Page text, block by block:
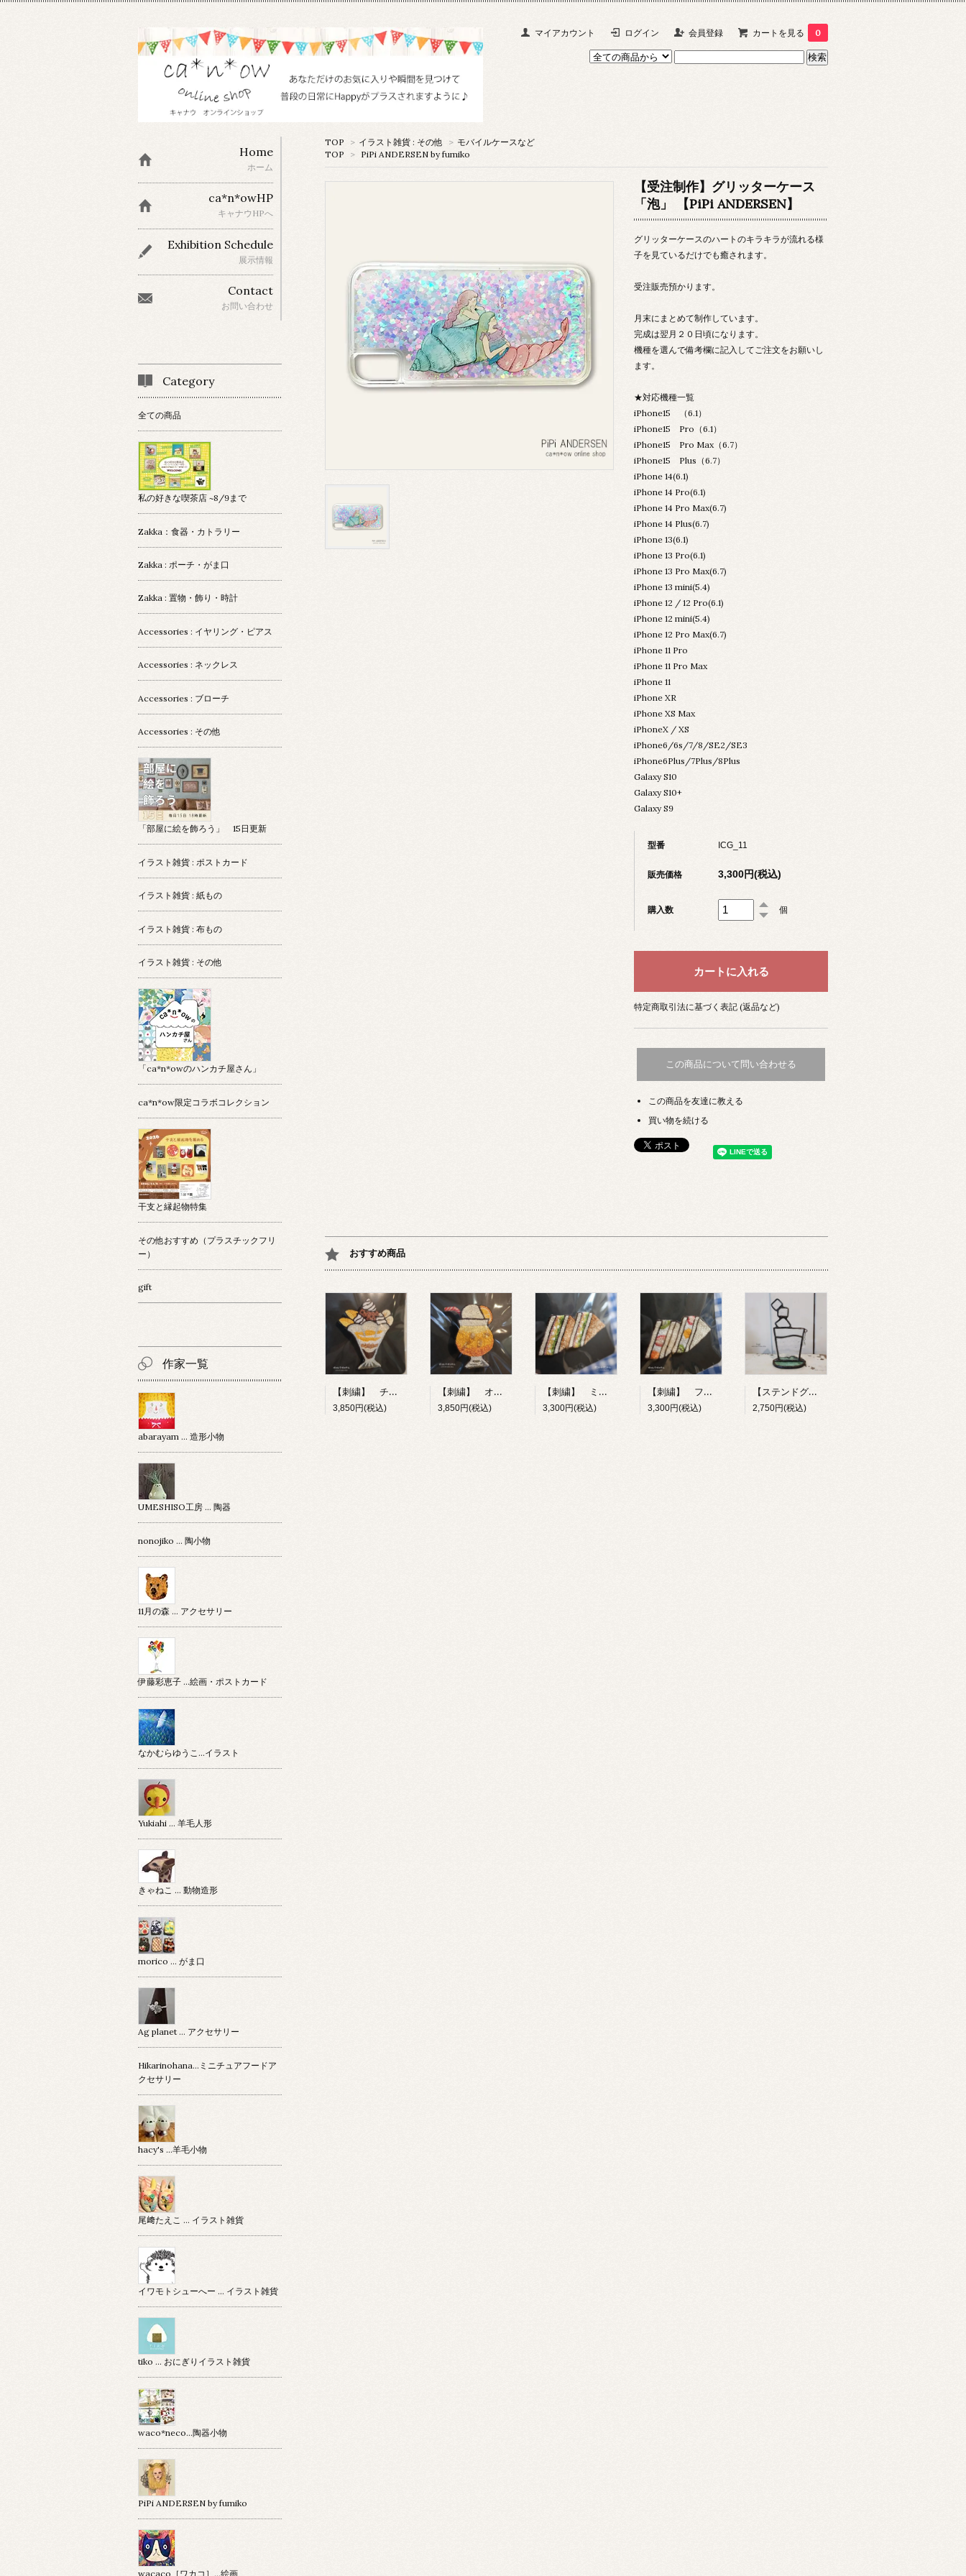
マイアカウント ログイン 会員登録 カートを見る 0
TOP > イラスト雑貨 : その他 > モバイルケースなど
TOP
> PiPi ANDERSEN by fumiko
【受注制作】グリッターケース
「泡」 【PiPi ANDERSEN】
グリッターケースのハートのキラキラが流れる様
子を見ているだけでも癒されます。
受注販売預かります。
月末にまとめて制作しています。
完成は翌月２０日頃になります。
機種を選んで備考欄に記入してご注文をお願いし
ます。
★対応機種一覧
iPhone15 （6.1）
iPhone15 Pro（6.1）
iPhone15 Pro Max（6.7）
iPhone15 Plus（6.7）
iPhone 14(6.1)
iPhone 14 Pro(6.1)
iPhone 14 Pro Max(6.7)
iPhone 14 Plus(6.7)
iPhone 13(6.1)
iPhone 13 Pro(6.1)
iPhone 13 Pro Max(6.7)
iPhone 13 mini(5.4)
iPhone 12 / 12 Pro(6.1)
iPhone 12 mini(5.4)
iPhone 12 Pro Max(6.7)
iPhone 11 Pro
iPhone 11 Pro Max
iPhone 11
iPhone XR
iPhone XS Max
iPhoneX / XS
iPhone6/6s/7/8/SE2/SE3
iPhone6Plus/7Plus/8Plus
Galaxy S10
Galaxy S10+
Galaxy S9
型番 ICG_11
販売価格 3,300円(税込)
購入数 個
特定商取引法に基づく表記 (返品など)
この商品について問い合わせる
この商品を友達に教える
買い物を続ける
おすすめ商品
【刺繍】 チョコレートパフェ 【ポコルテポコチル】
3,850円(税込)
【刺繍】 オレンジフロート 【ポコルテポコチル】
3,850円(税込)
【刺繍】 ミックスサンド 【ポコルテポコチル】
3,300円(税込)
【刺繍】 フルーツサンド 【ポコルテポコチル】
3,300円(税込)
【ステンドグラス】 お冷 【kai】
2,750円(税込)
Home
ホーム
ca*n*owHP
キャナウHPへ
Exhibition Schedule
展示情報
Contact
お問い合わせ
Category
全ての商品
私の好きな喫茶店 ~8/9まで
Zakka：食器・カトラリー
Zakka : ポーチ・がま口
Zakka : 置物・飾り・時計
Accessories : イヤリング・ピアス
Accessories : ネックレス
Accessories : ブローチ
Accessories : その他
「部屋に絵を飾ろう」 15日更新
イラスト雑貨 : ポストカード
イラスト雑貨 : 紙もの
イラスト雑貨 : 布もの
イラスト雑貨 : その他
「ca*n*owのハンカチ屋さん」
ca*n*ow限定コラボコレクション
干支と縁起物特集
その他おすすめ（プラスチックフリ
ー）
gift
作家一覧
abarayam … 造形小物
UMESHISO工房 … 陶器
nonojiko ... 陶小物
11月の森 … アクセサリー
伊藤彩恵子 …絵画・ポストカード
なかむらゆうこ…イラスト
Yukiahi … 羊毛人形
きゃねこ … 動物造形
morico … がま口
Ag planet … アクセサリー
Hikarinohana…ミニチュアフードア
クセサリー
hacy's …羊毛小物
尾﨑たえこ … イラスト雑貨
イワモトシューへー … イラスト雑貨
tiko … おにぎりイラスト雑貨
waco*neco...陶器小物
PiPi ANDERSEN by fumiko
wacaco［ワカコ］…絵画